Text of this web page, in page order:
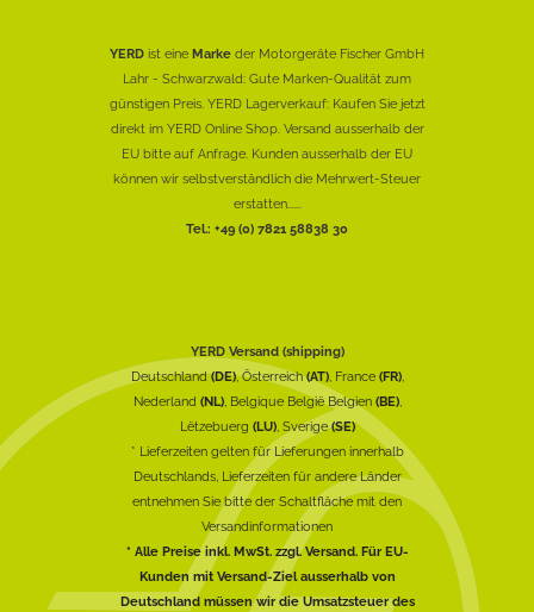
YERD ist eine Marke der Motorgeräte Fischer GmbH
Lahr - Schwarzwald: Gute Marken-Qualität zum
günstigen Preis. YERD Lagerverkauf: Kaufen Sie jetzt
direkt im YERD Online Shop. Versand ausserhalb der
EU bitte auf Anfrage. Kunden ausserhalb der EU
können wir selbstverständlich die Mehrwert-Steuer
erstatten......
Tel.: +49 (0) 7821 58838 30
YERD Versand (shipping)
Deutschland(DE), Österreich(AT), France (FR),
Nederland (NL), Belgique België Belgien (BE),
Lëtzebuerg (LU), Sverige(SE)
* Lieferzeiten gelten für Lieferungen innerhalb
Deutschlands, Lieferzeiten für andere Länder
entnehmen Sie bitte der Schaltfläche mit den
Versandinformationen
* Alle Preise inkl. MwSt. zzgl. Versand. Für EU-
Kunden mit Versand-Ziel ausserhalb von
Deutschland müssen wir die Umsatzsteuer des